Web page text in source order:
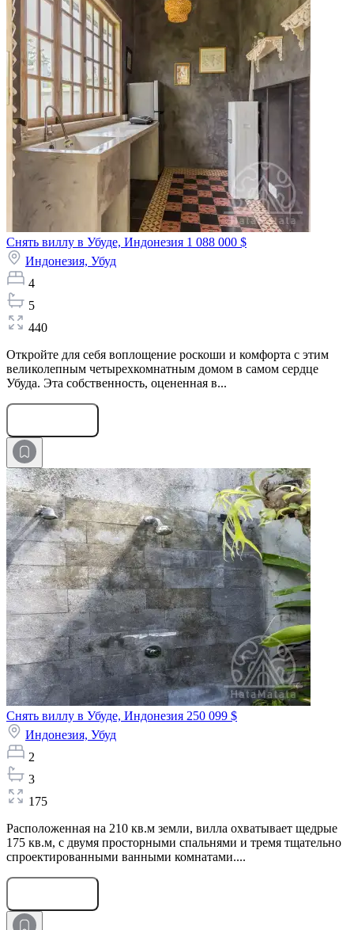
Снять виллу в Убуде, Индонезия 1 088 000 $
Индонезия, Убуд
4
5
440
Откройте для себя воплощение роскоши и комфорта с этим
великолепным четырехкомнатным домом в самом сердце
Убуда. Эта собственность, оцененная в...
Снять виллу в Убуде, Индонезия 250 099 $
Индонезия, Убуд
2
3
175
Расположенная на 210 кв.м земли, вилла охватывает щедрые
175 кв.м, с двумя просторными спальнями и тремя тщательно
спроектированными ванными комнатами....